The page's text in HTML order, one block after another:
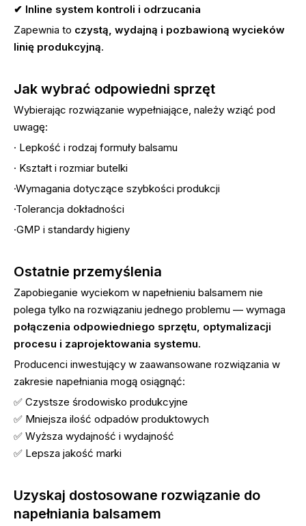
✔ Inline system kontroli i odrzucania
Zapewnia to czystą, wydajną i pozbawioną wycieków
linię produkcyjną.
Jak wybrać odpowiedni sprzęt
Wybierając rozwiązanie wypełniające, należy wziąć pod
uwagę:
· Lepkość i rodzaj formuły balsamu
· Kształt i rozmiar butelki
·Wymagania dotyczące szybkości produkcji
·Tolerancja dokładności
·GMP i standardy higieny
Ostatnie przemyślenia
Zapobieganie wyciekom w napełnieniu balsamem nie
polega tylko na rozwiązaniu jednego problemu — wymaga
połączenia odpowiedniego sprzętu, optymalizacji
procesu i zaprojektowania systemu.
Producenci inwestujący w zaawansowane rozwiązania w
zakresie napełniania mogą osiągnąć:
✅ Czystsze środowisko produkcyjne
✅ Mniejsza ilość odpadów produktowych
✅ Wyższa wydajność i wydajność
✅ Lepsza jakość marki
Uzyskaj dostosowane rozwiązanie do
napełniania balsamem